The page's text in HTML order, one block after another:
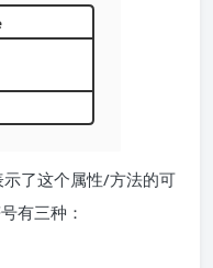
了这个属性/方法的可
有三种：